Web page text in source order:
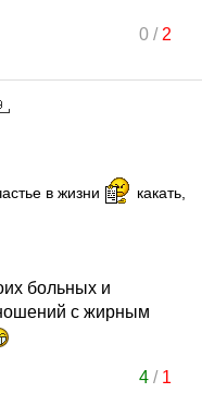
0/ 2
в жизни
какать,
больных и
с жирным
4/ 1